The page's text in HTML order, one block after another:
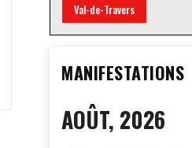
Val-de-Travers
MANIFESTATIONS
AOÛT, 2026